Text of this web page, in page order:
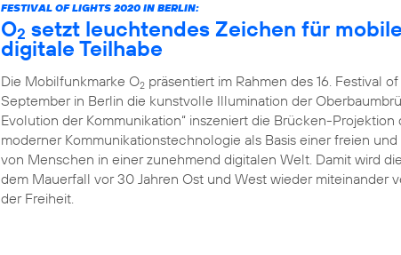
FESTIVAL OF LIGHTS 2020 IN BERLIN:
O2 setzt leuchtendes Zeichen für
digitale Teilhabe
Die Mobilfunkmarke O2 präsentiert im Rahmen des 16. Festival
September in Berlin die kunstvolle Illumination der
Evolution der Kommunikation“ inszeniert die Brücken-
moderner Kommunikationstechnologie als Basis einer freien
von Menschen in einer zunehmend digitalen Welt. Damit wird
dem Mauerfall vor 30 Jahren Ost und West wieder miteinander
der Freiheit.